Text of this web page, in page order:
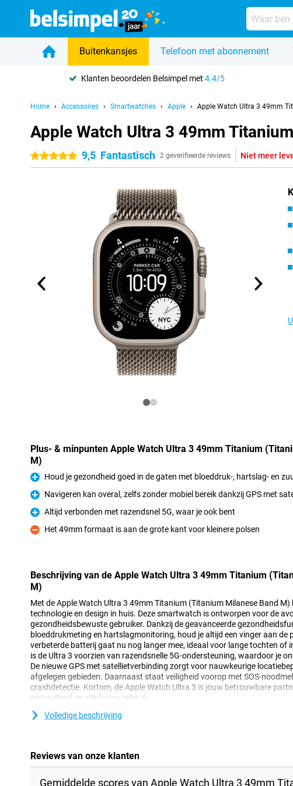
Buitenkansjes Telefoon met abonnement
Klanten beoordelen Belsimpel met4.4/5
Home Accessoires Smartwatches Apple Apple Watch Ultra 3 49mm
Apple Watch Ultra 3 49mm
5 sterren9,5 Fantastisch 2 geverifieerde reviews Niet meer
Plus- & minpunten Apple Watch Ultra 3 49mm Titanium
M)
Pluspunt
Houd je gezondheid goed in de gaten met bloeddruk-, hartslag- en
Pluspunt
Navigeren kan overal, zelfs zonder mobiel bereik dankzij GPS met
Pluspunt
Altijd verbonden met razendsnel 5G, waar je ook bent
Minpunt
Het 49mm formaat is aan de grote kant voor kleinere polsen
Beschrijving van de Apple Watch Ultra 3 49mm Titanium
M)
Met de Apple Watch Ultra 3 49mm Titanium (Titanium Milanese Band M)
technologie en design in huis. Deze smartwatch is ontworpen voor de
gezondheidsbewuste gebruiker. Dankzij de geavanceerde
bloeddrukmeting en hartslagmonitoring, houd je altijd een vinger aan de
verbeterde batterij gaat nu nog langer mee, ideaal voor lange tochten of
is de Ultra 3 voorzien van razendsnelle 5G-ondersteuning, waardoor je
De nieuwe GPS met satellietverbinding zorgt voor nauwkeurige
afgelegen gebieden. Daarnaast staat veiligheid voorop met SOS-
crashdetectie. Kortom, de Apple Watch Ultra 3 is jouw betrouwbare
gezondheid en alledaags gebruik.
Altijd verbonden met 5G
zijn van wifi. Daarnaast beschikt de Apple Watch Ultra 3 over een
satellietondersteuning. Zelfs in gebieden waar je normaal geen bereik
op zee, weet de Watch Ultra 3 precies waar je bent. Hierdoor is navigeren
Volledige beschrijving
Reviews van onze klanten
Gemiddelde scores van Apple Watch Ultra 3 49mm